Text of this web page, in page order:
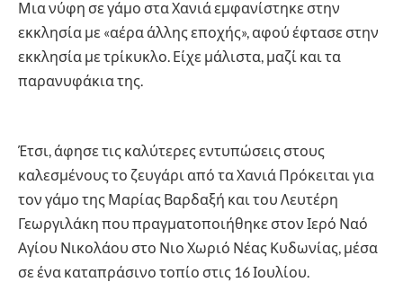
Μια νύφη σε γάμο στα Χανιά εμφανίστηκε στην
εκκλησία με «αέρα άλλης εποχής», αφού έφτασε στην
εκκλησία με τρίκυκλο. Είχε μάλιστα, μαζί και τα
παρανυφάκια της.
Έτσι, άφησε τις καλύτερες εντυπώσεις στους
καλεσμένους το ζευγάρι από τα Χανιά Πρόκειται για
τον γάμο της Μαρίας Βαρδαξή και του Λευτέρη
Γεωργιλάκη που πραγματοποιήθηκε στον Ιερό Ναό
Αγίου Νικολάου στο Νιο Χωριό Νέας Κυδωνίας, μέσα
σε ένα καταπράσινο τοπίο στις 16 Ιουλίου.